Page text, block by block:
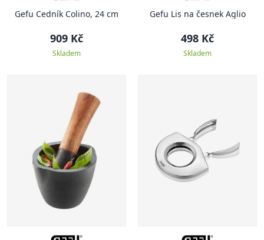
Gefu Cedník Colino, 24 cm
909 Kč
Skladem
Gefu Lis na česnek Aglio
498 Kč
Skladem